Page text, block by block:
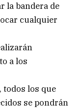
la bandera de
cualquier
a los
todos los que
se pondrán